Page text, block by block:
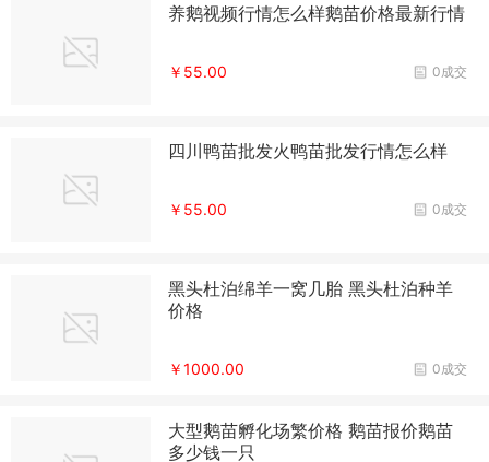
养鹅视频行情怎么样鹅苗价格最新行情
0成交
￥55.00
四川鸭苗批发火鸭苗批发行情怎么样
0成交
￥55.00
黑头杜泊绵羊一窝几胎 黑头杜泊种羊
价格
0成交
￥1000.00
大型鹅苗孵化场繁价格 鹅苗报价鹅苗
多少钱一只